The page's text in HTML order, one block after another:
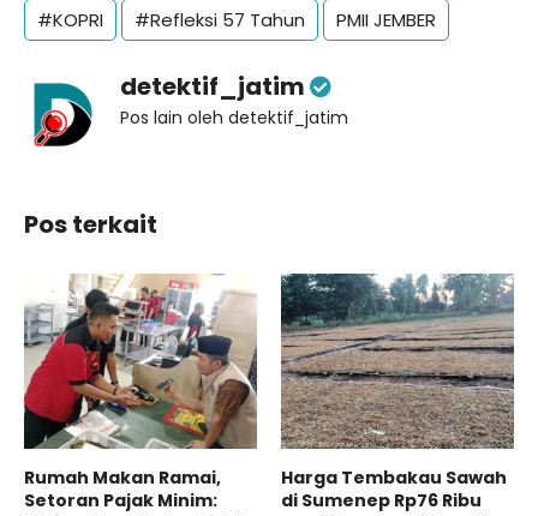
#KOPRI #Refleksi 57 Tahun PMII JEMBER
detektif_jatim
Pos lain oleh detektif_jatim
Pos terkait
Rumah Makan Ramai,
Setoran Pajak Minim:
Harga Tembakau Sawah
di Sumenep Rp76 Ribu